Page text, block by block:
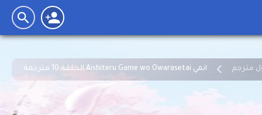
انمي Aishiteru Game wo Owarasetai الحلقة 10 مترجمة